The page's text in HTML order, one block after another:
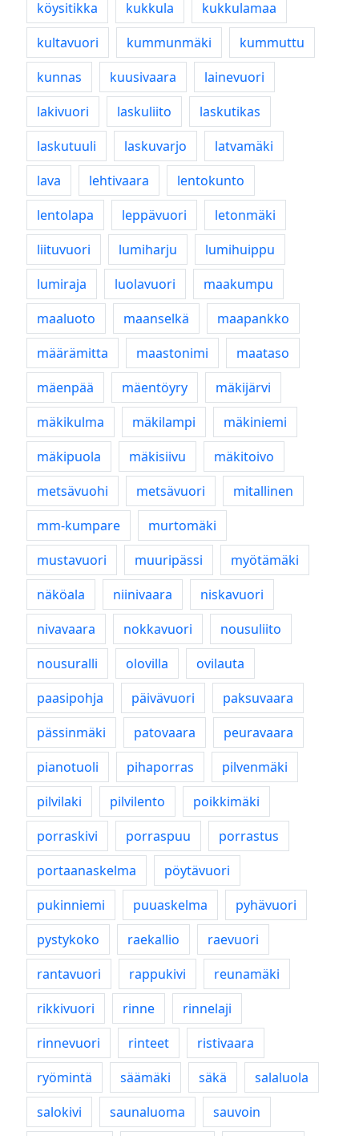
köysitikka kukkula
kukkulamaa
kultavuori
kummunmäki
kummuttu
kunnas
kuusivaara
lainevuori
lakivuori
laskuliito
laskutikas
laskutuuli
laskuvarjo
latvamäki
lava
lehtivaara
lentokunto
lentolapa
leppävuori
letonmäki
liituvuori
lumiharju
lumihuippu
lumiraja
luolavuori
maakumpu
maaluoto
maanselkä
maapankko
määrämitta
maastonimi
maataso
mäenpää
mäentöyry
mäkijärvi
mäkikulma
mäkilampi
mäkiniemi
mäkipuola
mäkisiivu
mäkitoivo
metsävuohi
metsävuori
mitallinen
mm-kumpare
murtomäki
mustavuori
muuripässi
myötämäki
näköala
niinivaara
niskavuori
nivavaara
nokkavuori
nousuliito
nousuralli
olovilla
ovilauta
paasipohja
päivävuori
paksuvaara
pässinmäki
patovaara
peuravaara
pianotuoli
pihaporras
pilvenmäki
pilvilaki
pilvilento
poikkimäki
porraskivi
porraspuu
porrastus
portaanaskelma
pöytävuori
pukinniemi
puuaskelma
pyhävuori
pystykoko
raekallio
raevuori
rantavuori
rappukivi
reunamäki
rikkivuori
rinne
rinnelaji
rinnevuori
rinteet
ristivaara
ryömintä
säämäki säkä
salaluola
salokivi
saunaluoma
sauvoin